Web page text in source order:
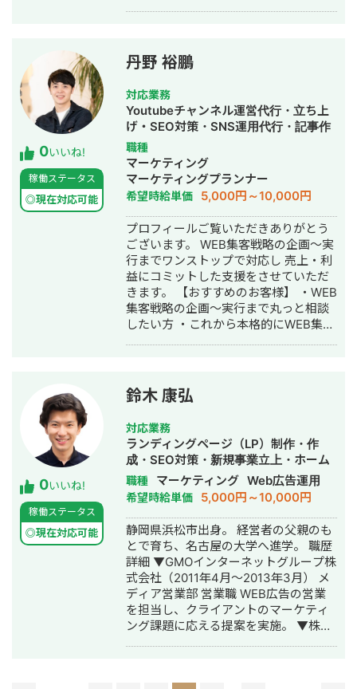
強みとし、PDCAを高速で回しつつク
ライアントの売上最大化をサポートし
ています。 店様・制作会社様との協業
実績も豊富で、長期的なパートナーシ
ップを重視したマーケティング支援を
行っております。
0いいね!
稼働ステータス
◎現在対応可能
丹野 裕鵬
対応業務
Youtubeチャンネル運営代行・立ち上
げ・SEO対策・SNS運用代行・記事作
成代行・ライティング・ホームページ
制作・作成・バナー制作・デザイン・
リスティング広告運用代行・オウンド
メディア制作・構築・運用代行・動画
制作・動画編集
職種
マーケティング
マーケティングプランナー
希望時給単価 5,000円～10,000円
プロフィールご覧いただきありがとう
ございます。 WEB集客戦略の企画〜実
行までワンストップで対応し 売上・利
益にコミットした支援をさせていただ
きます。 【おすすめのお客様】 ・WEB
集客戦略の企画〜実行まで丸っと相談
したい方 ・これから本格的にWEB集客
応 集客戦略企画、施策実行、分析・改
善、までトータルでサポートさせてい
ただきます。一括対応することで、成
果創出を実現することはもちろん、企
業様側の発注コスト、コミュニケーシ
ョンコストの低減にも繋がります。 ②
マーケティングDX支援にも対応（デー
タ取得・分析の体制整備） 集客で成果
を上げるためには、施策の効果分析を
通して、日々改善を繰り返していく必
要があります。 一方で、「データの取
得」「分析体制」などが整っておら
ず、集客施策を実施しても「成果の良
し悪しが判断できない」というケース
は非常に多いのが実態です。 CRMの設
計や構築のサポートも含めて、トータ
ルで支援させていただくことで、確実
0いいね!
稼働ステータス
◎現在対応可能
鈴木 康弘
対応業務
ランディングページ（LP）制作・作
成・SEO対策・新規事業立上・ホーム
ページ制作・作成・バナー制作・デザ
イン・リスティング広告運用代行・オ
ウンドメディア制作・構築・運用代
行・営業代行
職種 マーケティング Web広告運用
希望時給単価 5,000円～10,000円
静岡県浜松市出身。 経営者の父親のも
とで育ち、名古屋の大学へ進学。 職歴
詳細 ▼GMOインターネットグループ株
式会社（2011年4月〜2013年3月） メ
ディア営業部 営業職 WEB広告の営業
を担当し、クライアントのマーケティ
ング課題に応える提案を実施。 ▼株式